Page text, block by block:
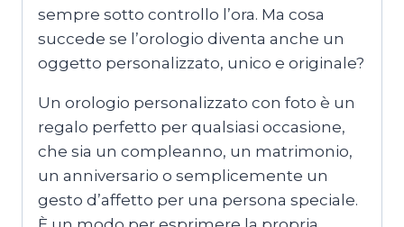
sempre sotto controllo l’ora. Ma cosa
succede se l’orologio diventa anche un
oggetto personalizzato, unico e originale?
Un orologio personalizzato con foto è un
regalo perfetto per qualsiasi occasione,
che sia un compleanno, un matrimonio,
un anniversario o semplicemente un
gesto d’affetto per una persona speciale.